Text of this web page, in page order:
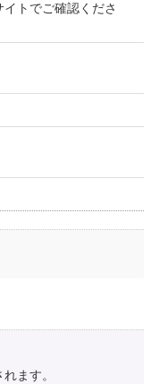
トでご確認くださ
ます。